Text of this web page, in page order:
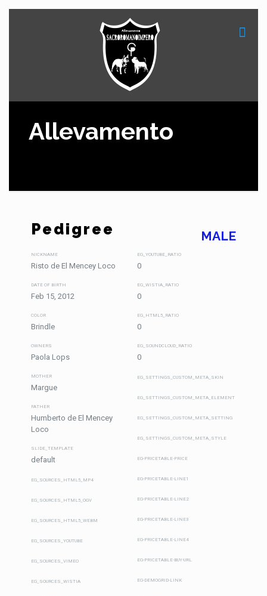
Allevamento
MALE
NICKNAME
Risto de El Mencey Loco
DATE OF BIRTH
Feb 15, 2012
COLOR
Brindle
OWNERS
Paola Lops
MOTHER
Margue
FATHER
Humberto de El Mencey
Loco
SLIDE_TEMPLATE
default
EG_SOURCES_HTML5_MP4
EG_SOURCES_HTML5_OGV
EG_SOURCES_HTML5_WEBM
EG_SOURCES_YOUTUBE
EG_SOURCES_VIMEO
EG_SOURCES_WISTIA
EG_YOUTUBE_RATIO
0
EG_WISTIA_RATIO
0
EG_HTML5_RATIO
0
EG_SOUNDCLOUD_RATIO
0
EG_SETTINGS_CUSTOM_META_SKIN
EG_SETTINGS_CUSTOM_META_ELEMENT
EG_SETTINGS_CUSTOM_META_SETTING
EG_SETTINGS_CUSTOM_META_STYLE
EG-PRICETABLE-PRICE
EG-PRICETABLE-LINE1
EG-PRICETABLE-LINE2
EG-PRICETABLE-LINE3
EG-PRICETABLE-LINE4
EG-PRICETABLE-BUY-URL
EG-DEMOGRID-LINK
Pedigree